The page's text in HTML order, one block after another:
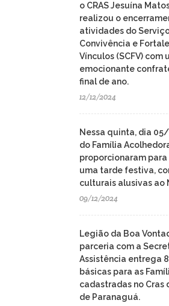
o CRAS Jesuína
realizou o
atividades do
Convivência e
Vínculos (SCFV) com
emocionante
final de ano.
12/12/2024
Nessa quinta, dia
do Família
proporcionaram para
uma tarde festiva,
culturais alusivas ao
09/12/2024
Legião da Boa
parceria com a
Assistência entrega
básicas para as
cadastradas no Cras
de Paranaguá.